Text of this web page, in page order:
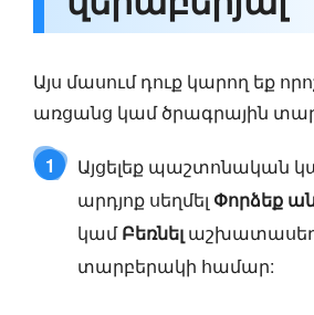
Այս մասում դուք կարող եք
առցանց կամ ծրագրային
1
Այցելեք պաշտոնական
արդյոք սեղմել Փորձեք
կամԲեռնել
տարբերակի համար: